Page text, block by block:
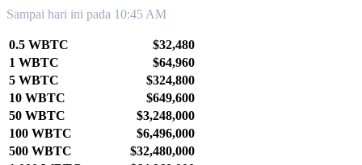
Sampai hari ini pada 10:45 AM
0.5 WBTC
$32,480
1 WBTC
$64,960
5 WBTC
$324,800
10 WBTC
$649,600
50 WBTC
$3,248,000
100 WBTC
$6,496,000
500 WBTC
$32,480,000